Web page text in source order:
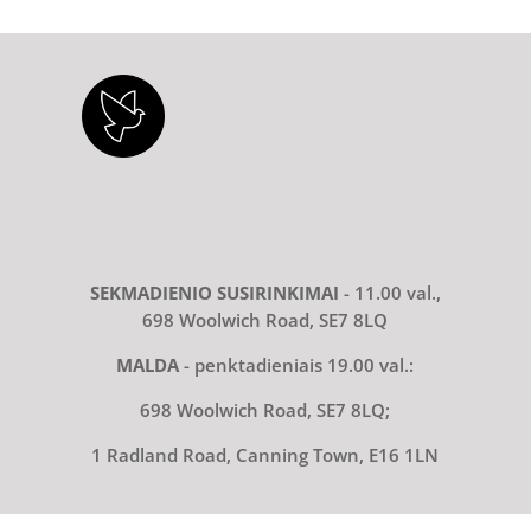
SEKMADIENIO SUSIRINKIMAI - 11.00 val.,
698 Woolwich Road, SE7 8LQ
MALDA- penktadieniais 19.00 val.:
698 Woolwich Road, SE7 8LQ;
1 Radland Road, Canning Town, E16 1LN